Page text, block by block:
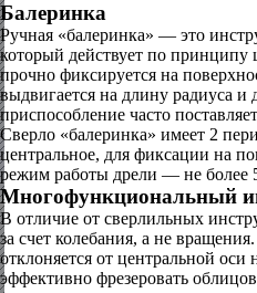
Балеринка
Ручная «балеринка» — это
который действует по принципу
прочно фиксируется на
выдвигается на длину радиуса и
приспособление часто
Сверло «балеринка» имеет 2
центральное, для фиксации на
режим работы дрели — не более
Многофункциональный
В отличие от сверлильных
за счет колебания, а не
отклоняется от центральной оси
эффективно фрезеровать